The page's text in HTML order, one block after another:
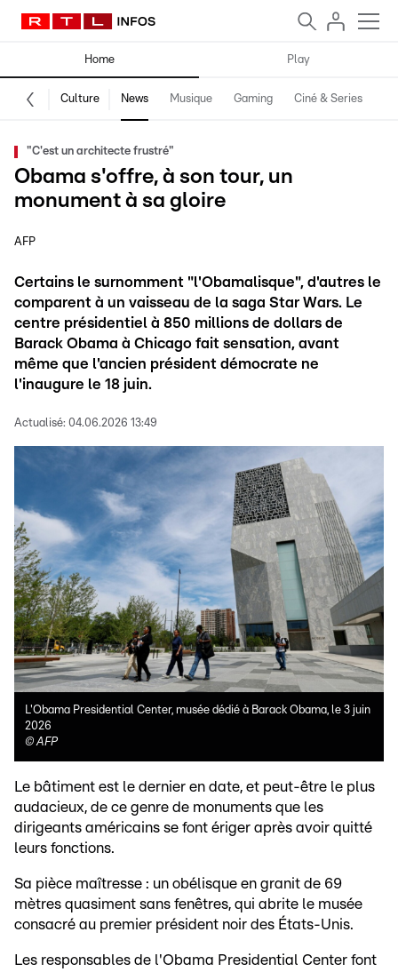
Home Play
Culture News Musique Gaming Ciné & Series
"C'est un architecte frustré"
Obama s'offre, à son tour, un
monument à sa gloire
AFP
Certains le surnomment "l'Obamalisque", d'autres le
comparent à un vaisseau de la saga Star Wars. Le
centre présidentiel à 850 millions de dollars de
Barack Obama à Chicago fait sensation, avant
même que l'ancien président démocrate ne
l'inaugure le 18 juin.
Actualisé: 04.06.2026 13:49
L'Obama Presidential Center, musée dédié à Barack Obama, le 3 juin
2026
©AFP
Le bâtiment est le dernier en date, et peut-être le plus
audacieux, de ce genre de monuments que les
dirigeants américains se font ériger après avoir quitté
leurs fonctions.
Sa pièce maîtresse : un obélisque en granit de 69
mètres quasiment sans fenêtres, qui abrite le musée
consacré au premier président noir des États-Unis.
Les responsables de l'Obama Presidential Center font